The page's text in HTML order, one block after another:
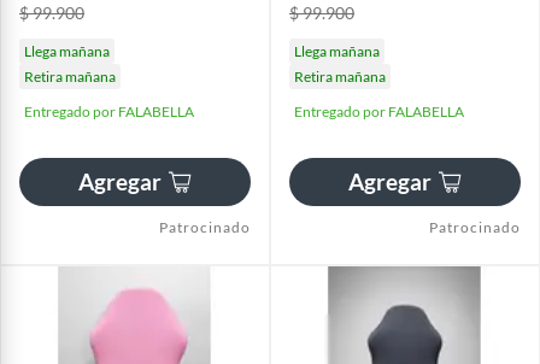
$ 99.900
Llega mañana
Retira mañana
Entregado por FALABELLA
Agregar
Patrocinado
$ 99.900
Llega mañana
Retira mañana
Entregado por FALABELLA
Agregar
Patrocinado